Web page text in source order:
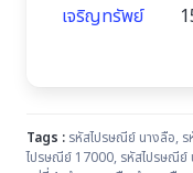
เจริญทรัพย์
Tags : รหัสไปรษณีย์ นางลือ,
ไปรษณีย์ 17000, รหัสไปรษณีย์